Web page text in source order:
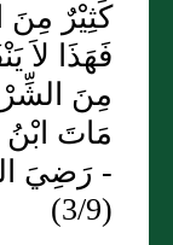
كَثِيْرٌ مِنَ
فَهَذَا لاَ
مِنَ
مَاتَ
- رَضِيَ
(3/9)